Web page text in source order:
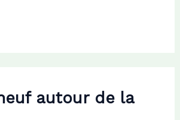
autour de la